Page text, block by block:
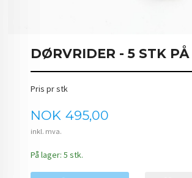
DØRVRIDER - 5 STK PÅ
Pris pr stk
Pris
NOK 495,00
inkl. mva.
På lager: 5 stk.